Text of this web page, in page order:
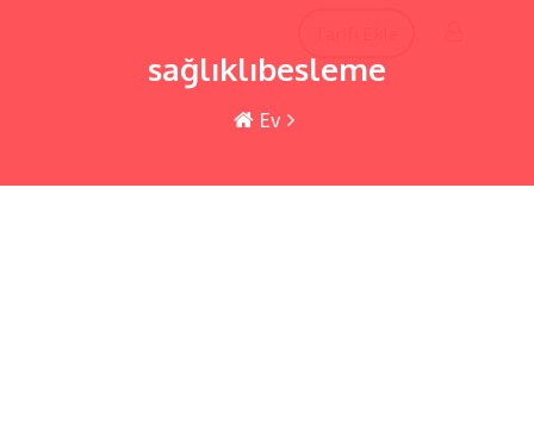
sağlıklıbesleme
Ev